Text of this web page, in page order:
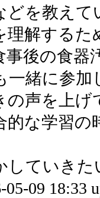
どを教えて
解するた
事後の食器
一緒に参
の声を上げ
な学習の
ていきた
05-09 18:33